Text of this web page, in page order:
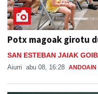
Potx magoak girotu
SAN ESTEBAN JAIAK
Aiurri abu 08, 16:28 ANDOAIN